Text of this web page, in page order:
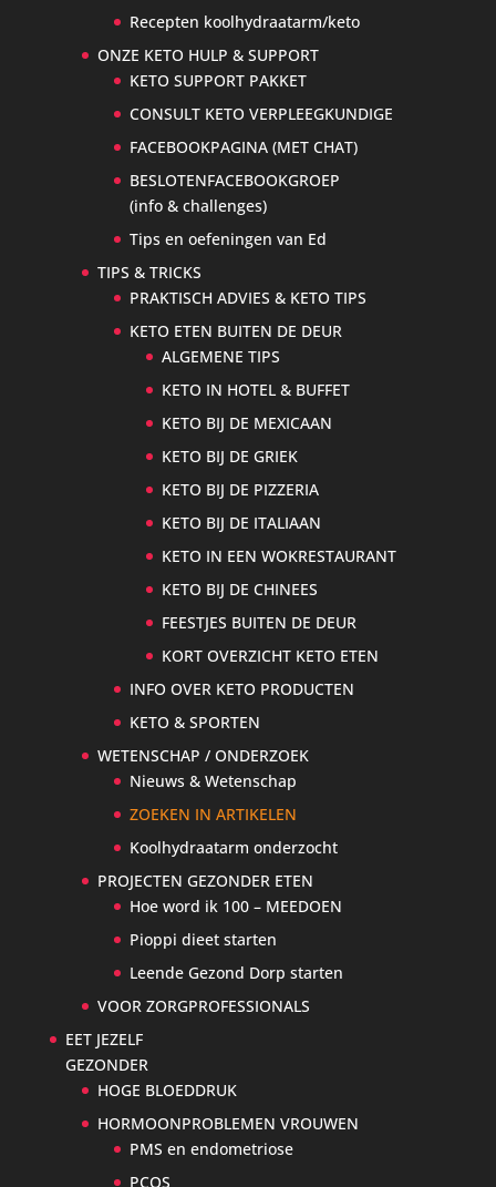
Recepten koolhydraatarm/keto
ONZE KETO HULP & SUPPORT
KETO SUPPORT PAKKET
CONSULT KETO VERPLEEGKUNDIGE
FACEBOOKPAGINA (MET CHAT)
BESLOTENFACEBOOKGROEP
(info & challenges)
Tips en oefeningen van Ed
TIPS & TRICKS
PRAKTISCH ADVIES & KETO TIPS
KETO ETEN BUITEN DE DEUR
ALGEMENE TIPS
KETO IN HOTEL & BUFFET
KETO BIJ DE MEXICAAN
KETO BIJ DE GRIEK
KETO BIJ DE PIZZERIA
KETO BIJ DE ITALIAAN
KETO IN EEN WOKRESTAURANT
KETO BIJ DE CHINEES
FEESTJES BUITEN DE DEUR
KORT OVERZICHT KETO ETEN
INFO OVER KETO PRODUCTEN
KETO & SPORTEN
WETENSCHAP / ONDERZOEK
Nieuws & Wetenschap
ZOEKEN IN ARTIKELEN
Koolhydraatarm onderzocht
PROJECTEN GEZONDER ETEN
Hoe word ik 100 – MEEDOEN
Pioppi dieet starten
Leende Gezond Dorp starten
VOOR ZORGPROFESSIONALS
EET JEZELF
GEZONDER
HOGE BLOEDDRUK
HORMOONPROBLEMEN VROUWEN
PMS en endometriose
PCOS